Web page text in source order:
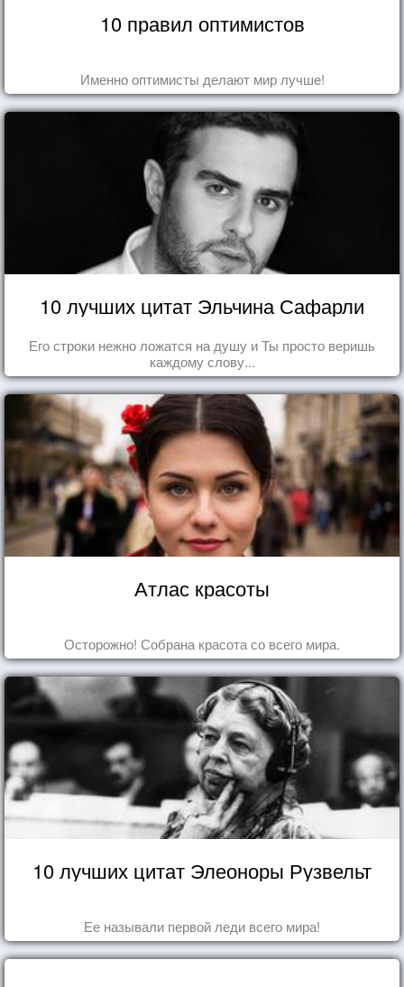
10 правил оптимистов
Именно оптимисты делают мир лучше!
10 лучших цитат Эльчина Сафарли
Его строки нежно ложатся на душу и Ты просто веришь
каждому слову...
Атлас красоты
Осторожно! Собрана красота со всего мира.
10 лучших цитат Элеоноры Рузвельт
Ее называли первой леди всего мира!